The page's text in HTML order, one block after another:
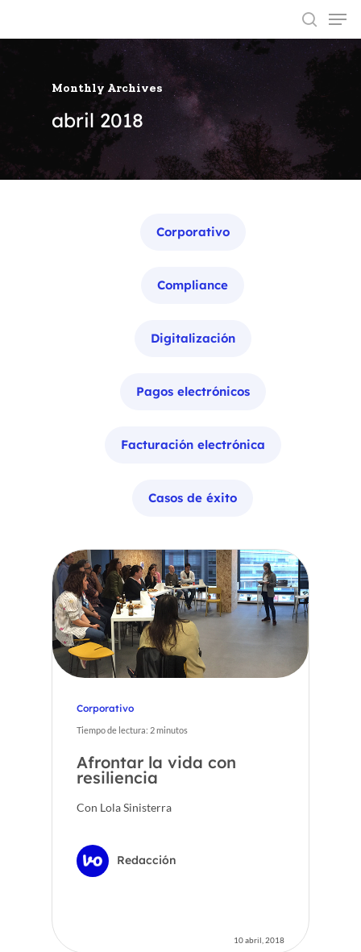
Hit enter to search or ESC to close
Monthly Archives
abril 2018
Corporativo
Compliance
Digitalización
Pagos electrónicos
Facturación electrónica
Casos de éxito
Corporativo
Tiempo de lectura: 2minutos
Afrontar la vida con
resiliencia
Con Lola Sinisterra
Redacción
10 abril, 2018